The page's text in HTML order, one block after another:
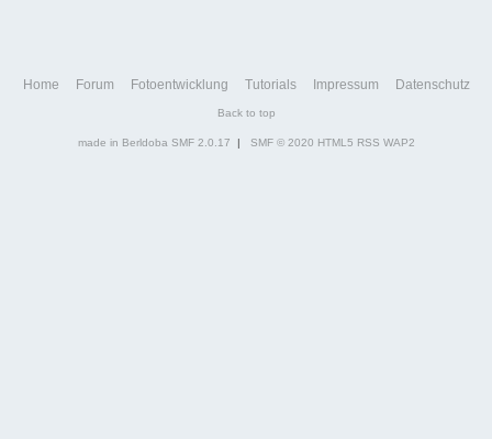
Home Forum Fotoentwicklung Tutorials Impressum Datenschutz
Back to top
made in Berldoba SMF 2.0.17 | SMF © 2020 HTML5 RSS WAP2